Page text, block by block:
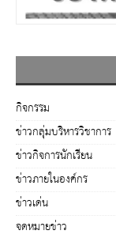
กิจกรรม
ข่าวกลุ่มบริหารวิชาการ
ข่าวกิจการนักเรียน
ข่าวภายในองค์กร
ข่าวเด่น
จดหมายข่าว